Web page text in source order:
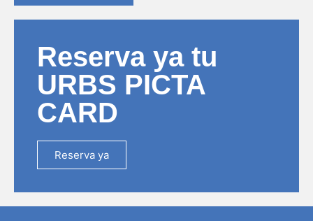
Reserva ya tu
URBS PICTA
CARD
Reserva ya